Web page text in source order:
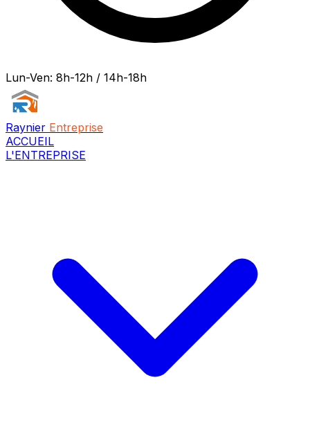
Lun-Ven: 8h-12h / 14h-18h
Raynier Entreprise
ACCUEIL
L'ENTREPRISE